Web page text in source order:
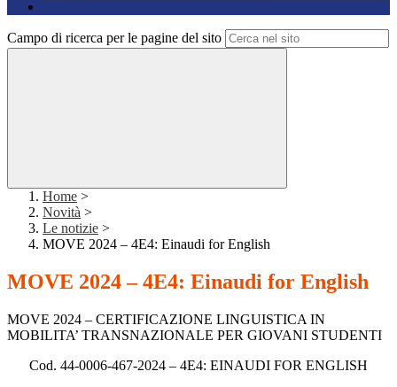
Campo di ricerca per le pagine del sito
Home >
Novità >
Le notizie >
MOVE 2024 – 4E4: Einaudi for English
MOVE 2024 – 4E4: Einaudi for English
MOVE 2024 – CERTIFICAZIONE LINGUISTICA IN
MOBILITA’ TRANSNAZIONALE PER GIOVANI STUDENTI
Cod. 44-0006-467-2024 – 4E4: EINAUDI FOR ENGLISH